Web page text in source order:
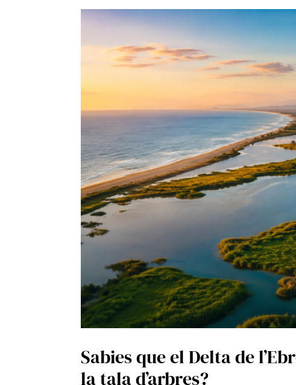
Sabies que el Delta de
la tala d’arbres?